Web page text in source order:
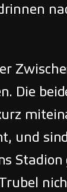
Die
und
Stadion